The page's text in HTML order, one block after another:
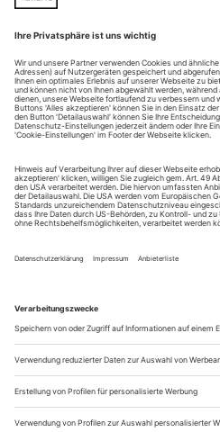
Bürojob, berichtet Plamen Harmandjiev
Dirk Elwert lebt gerne in
lebendigen Mix aus Jung und
Atmosphäre als in Chemnitz mit
wo Elwert ein Jahr als
stellvertretender
markiert die Premiere von...
Sidestep 2/25
Auf den Punkt
französischen
Heimatregion Fuß zu fassen.
Martin Harriague. Der aus
Folklore arbeitende, durch
Choreograf, einst unter anderem